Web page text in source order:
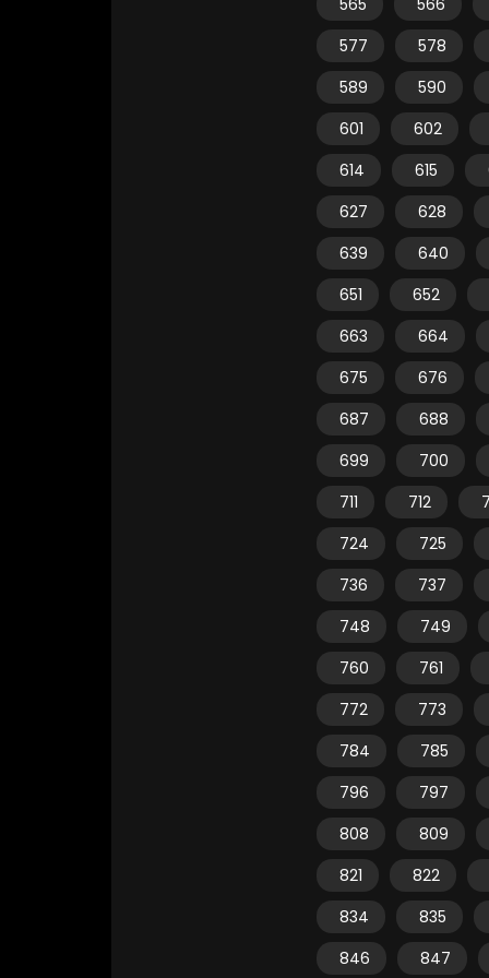
565
566
577
578
589
590
601
602
614
615
627
628
639
640
651
652
663
664
675
676
687
688
699
700
711
712
724
725
736
737
748
749
760
761
772
773
784
785
796
797
808
809
821
822
834
835
846
847